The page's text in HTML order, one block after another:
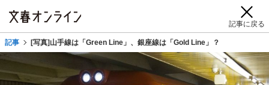
記事に戻る
記事 [写真]山手線は「Green Line」、銀座線は「Gold Line」？